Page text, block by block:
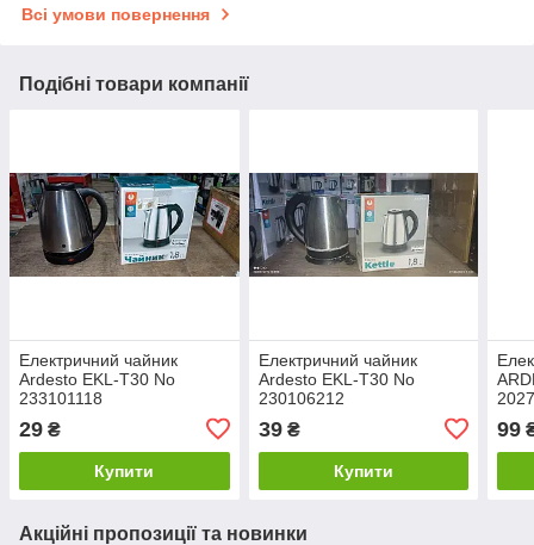
Всі умови повернення
Подібні товари компанії
Електричний чайник
Ardesto EKL-T30 No
233101118
29 ₴
Купити
Електричний чайник
Ardesto EKL-T30 No
230106212
39₴
Купити
99
Акційні пропозиції та новинки